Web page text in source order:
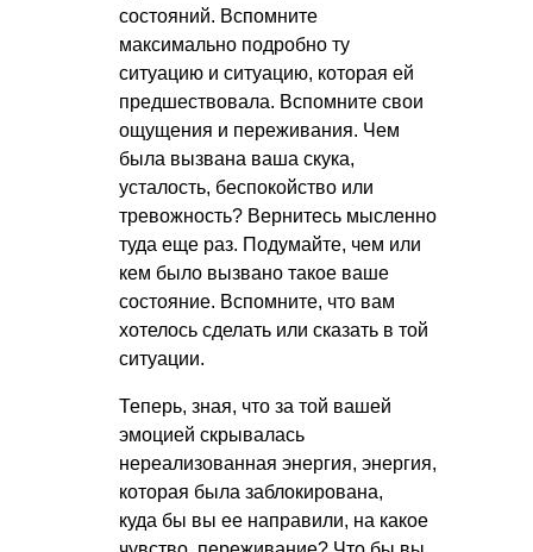
состояний. Вспомните
максимально подробно ту
ситуацию и ситуацию, которая ей
предшествовала. Вспомните свои
ощущения и переживания. Чем
была вызвана ваша скука,
усталость, беспокойство или
тревожность? Вернитесь мысленно
туда еще раз. Подумайте, чем или
кем было вызвано такое ваше
состояние. Вспомните, что вам
хотелось сделать или сказать в той
ситуации.
Теперь, зная, что за той вашей
эмоцией скрывалась
нереализованная энергия, энергия,
которая была заблокирована,
куда бы вы ее направили, на какое